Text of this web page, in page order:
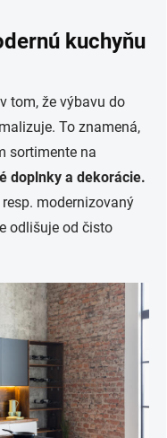
kuchyňu
tom, že výbavu do
To znamená,
sortimente na
doplnky a dekorácie.
modernizovaný
odlišuje od čisto